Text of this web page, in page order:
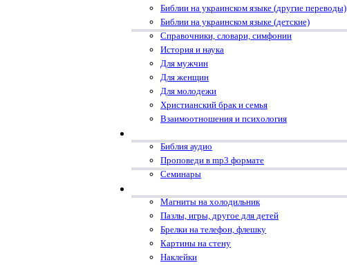
Библии на украинском языке (другие переводы)
Библии на украинском языке (детские)
Справочники, словари, симфонии
История и наука
Для мужчин
Для женщин
Для молодежи
Христианский брак и семья
Взаимоотношения и психология
Библия аудио
Проповеди в mp3 формате
Семинары
Магниты на холодильник
Пазлы, игры, другое для детей
Брелки на телефон, флешку
Картины на стену
Наклейки